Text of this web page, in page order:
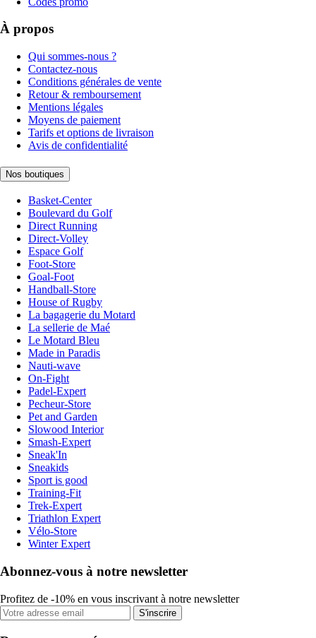
À propos
Qui sommes-nous ?
Contactez-nous
Conditions générales de vente
Retour & remboursement
Mentions légales
Moyens de paiement
Tarifs et options de livraison
Avis de confidentialité
Nos boutiques
Basket-Center
Boulevard du Golf
Direct Running
Direct-Volley
Espace Golf
Foot-Store
Goal-Foot
Handball-Store
House of Rugby
La bagagerie du Motard
La sellerie de Maé
Le Motard Bleu
Made in Paradis
Nauti-wave
On-Fight
Padel-Expert
Pecheur-Store
Pet and Garden
Slowood Interior
Smash-Expert
Sneak'In
Sneakids
Sport is good
Training-Fit
Trek-Expert
Triathlon Expert
Vélo-Store
Winter Expert
Abonnez-vous à notre newsletter
Profitez de -10% en vous inscrivant à notre newsletter
S'inscrire